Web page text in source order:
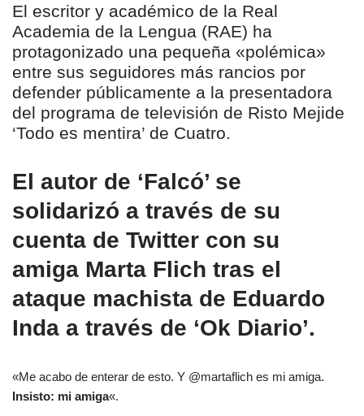
El escritor y académico de la Real
Academia de la Lengua (RAE) ha
protagonizado una pequeña «polémica»
entre sus seguidores más rancios por
defender públicamente a la presentadora
del programa de televisión de Risto Mejide
‘Todo es mentira’ de Cuatro.
El autor de ‘Falcó’ se
solidarizó a través de su
cuenta de Twitter con su
amiga Marta Flich tras el
ataque machista de Eduardo
Inda a través de ‘Ok Diario’.
«Me acabo de enterar de esto. Y @martaflich es mi amiga.
Insisto: mi amiga«.